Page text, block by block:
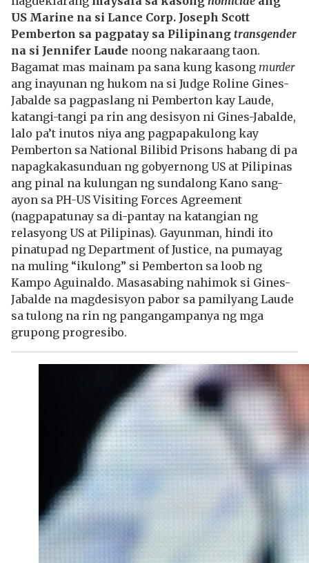
US Marine na si Lance Corp. Joseph Scott
Pemberton sa pagpatay sa Pilipinang transgender
na si Jennifer Laude noong nakaraang taon.
Bagamat mas mainam pa sana kung kasong murder
ang inayunan ng hukom na si Judge Roline Gines-
Jabalde sa pagpaslang ni Pemberton kay Laude,
katangi-tangi pa rin ang desisyon ni Gines-Jabalde,
lalo pa’t inutos niya ang pagpapakulong kay
Pemberton sa National Bilibid Prisons habang di pa
napagkakasunduan ng gobyernong US at Pilipinas
ang pinal na kulungan ng sundalong Kano sang-
ayon sa PH-US Visiting Forces Agreement
(nagpapatunay sa di-pantay na katangian ng
relasyong US at Pilipinas). Gayunman, hindi ito
pinatupad ng Department of Justice, na pumayag
na muling “ikulong” si Pemberton sa loob ng
Kampo Aguinaldo. Masasabing nahimok si Gines-
Jabalde na magdesisyon pabor sa pamilyang Laude
sa tulong na rin ng pangangampanya ng mga
grupong progresibo.